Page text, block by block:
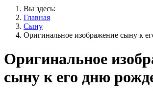
Вы здесь:
Главная
Сыну
Оригинальное изображение сыну к
Оригинальное
сыну к его дню